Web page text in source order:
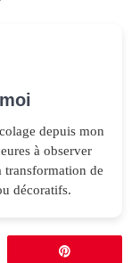
depuis mon
à observer
transformation de
décoratifs.